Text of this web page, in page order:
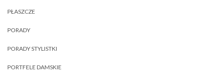
PŁASZCZE
PORADY
PORADY STYLISTKI
PORTFELE DAMSKIE